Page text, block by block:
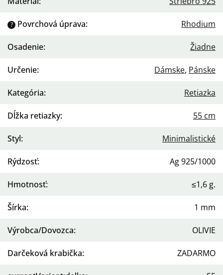
? Povrchová úprava: Rhodium
Osadenie: Žiadne
Určenie: Dámske, Pánske
Kategória: Retiazka
Dĺžka retiazky: 55 cm
Styl: Minimalistické
Rýdzosť: Ag 925/1000
Hmotnosť: ≤1,6 g.
Šírka: 1 mm
Výrobca/Dovozca: OLIVIE
Darčeková krabička: ZADARMO